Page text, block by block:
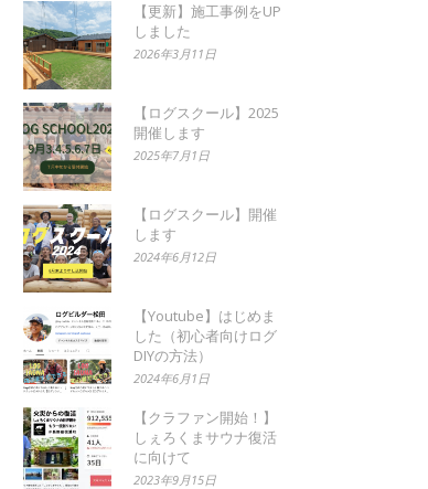
【更新】施工事例をUP
しました
2026年3月11日
【ログスクール】2025
開催します
2025年7月1日
【ログスクール】開催
します
2024年6月12日
【Youtube】はじめま
した（初心者向けログ
DIYの方法）
2024年6月1日
【クラファン開始！】
しぇろくまサウナ復活
に向けて
2023年9月15日